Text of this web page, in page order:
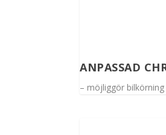
ANPASSAD
– möjliggör